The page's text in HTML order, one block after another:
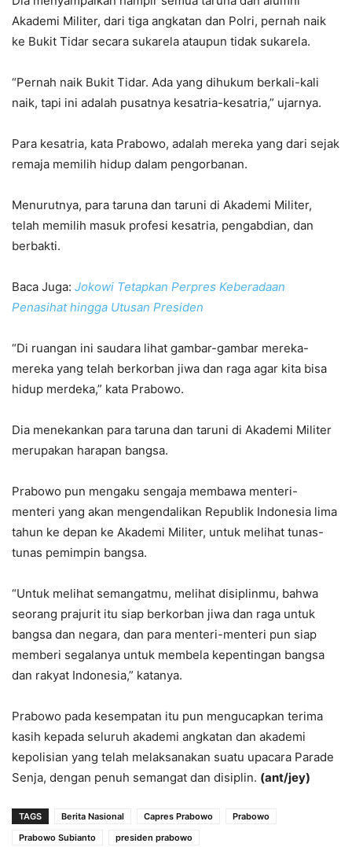
Akademi Militer, dari tiga angkatan dan Polri, pernah naik
ke Bukit Tidar secara sukarela ataupun tidak sukarela.
“Pernah naik Bukit Tidar. Ada yang dihukum berkali-kali
naik, tapi ini adalah pusatnya kesatria-kesatria,” ujarnya.
Para kesatria, kata Prabowo, adalah mereka yang dari sejak
remaja memilih hidup dalam pengorbanan.
Menurutnya, para taruna dan taruni di Akademi Militer,
telah memilih masuk profesi kesatria, pengabdian, dan
berbakti.
Baca Juga: Jokowi Tetapkan Perpres Keberadaan
Penasihat hingga Utusan Presiden
“Di ruangan ini saudara lihat gambar-gambar mereka-
mereka yang telah berkorban jiwa dan raga agar kita bisa
hidup merdeka,” kata Prabowo.
Dia menekankan para taruna dan taruni di Akademi Militer
merupakan harapan bangsa.
Prabowo pun mengaku sengaja membawa menteri-
menteri yang akan mengendalikan Republik Indonesia lima
tahun ke depan ke Akademi Militer, untuk melihat tunas-
tunas pemimpin bangsa.
“Untuk melihat semangatmu, melihat disiplinmu, bahwa
seorang prajurit itu siap berkorban jiwa dan raga untuk
bangsa dan negara, dan para menteri-menteri pun siap
memberi segalanya untuk membela kepentingan bangsa
dan rakyat Indonesia,” katanya.
Prabowo pada kesempatan itu pun mengucapkan terima
kasih kepada seluruh akademi angkatan dan akademi
kepolisian yang telah melaksanakan suatu upacara Parade
Senja, dengan penuh semangat dan disiplin. (ant/jey)
TAGS Berita Nasional Capres Prabowo
Prabowo
Prabowo Subianto
presiden prabowo